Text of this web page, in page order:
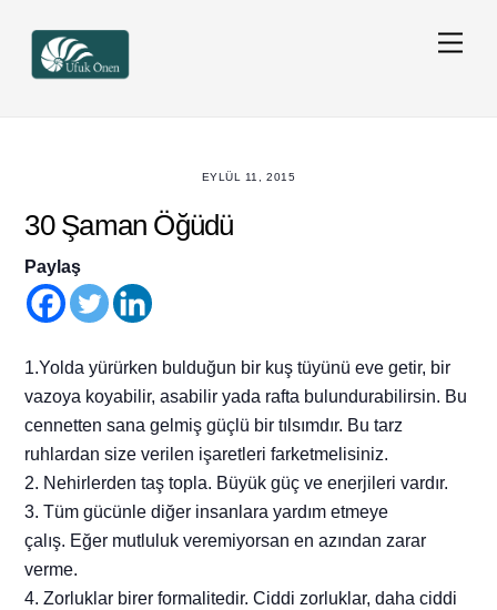
content
EYLÜL 11, 2015
30 Şaman Öğüdü
Paylaş
1.Yolda yürürken bulduğun bir kuş tüyünü eve getir, bir
vazoya koyabilir, asabilir yada rafta bulundurabilirsin. Bu
cennetten sana gelmiş güçlü bir tılsımdır. Bu tarz
ruhlardan size verilen işaretleri farketmelisiniz.
2. Nehirlerden taş topla. Büyük güç ve enerjileri vardır.
3. Tüm gücünle diğer insanlara yardım etmeye
çalış. Eğer mutluluk veremiyorsan en azından zarar
verme.
4. Zorluklar birer formalitedir. Ciddi zorluklar, daha ciddi